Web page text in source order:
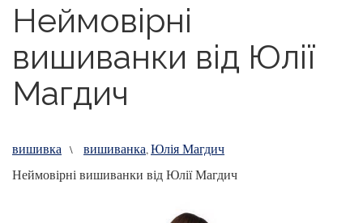
Неймовірні
вишиванки від Юлії
Магдич
вишивка \ вишиванка,Юлія Магдич
Неймовірні вишиванки від Юлії Магдич